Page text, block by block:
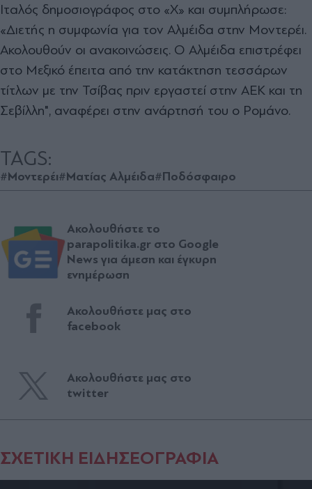
Ιταλός δημοσιογράφος στο «X» και συμπλήρωσε:
«Διετής η συμφωνία για τον Αλμέιδα στην Μοντερέι.
Ακολουθούν οι ανακοινώσεις. Ο Αλμέιδα επιστρέφει
στο Μεξικό έπειτα από την κατάκτηση τεσσάρων
τίτλων με την Τσίβας πριν εργαστεί στην ΑΕΚ και τη
Σεβίλλη", αναφέρει στην ανάρτησή του ο Ρομάνο.
TAGS:
#Μοντερέι#Ματίας Αλμέιδα#Ποδόσφαιρο
Ακολουθήστε το
parapolitika.gr στο Google
News για άμεση και έγκυρη
ενημέρωση
Ακολουθήστε μας στο
facebook
Ακολουθήστε μας στο
twitter
ΣΧΕΤΙΚΗ ΕΙΔΗΣΕΟΓΡΑΦΙΑ